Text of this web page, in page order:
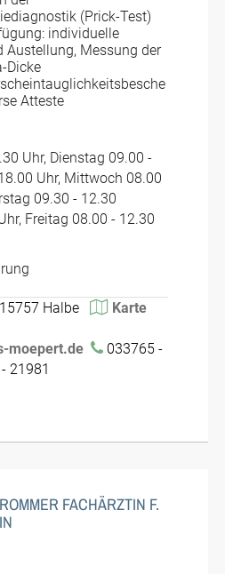
(Prick-Test)
individuelle
Austellung, Messung der
Dicke
Atteste
Uhr, Dienstag 09.00 -
Uhr, Mittwoch 08.00
09.30 - 12.30
Freitag 08.00 - 12.30
Halbe
Karte
moepert.de
033765 -
21981
FACHÄRZTIN F.